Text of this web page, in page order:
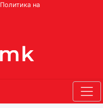
Политика на